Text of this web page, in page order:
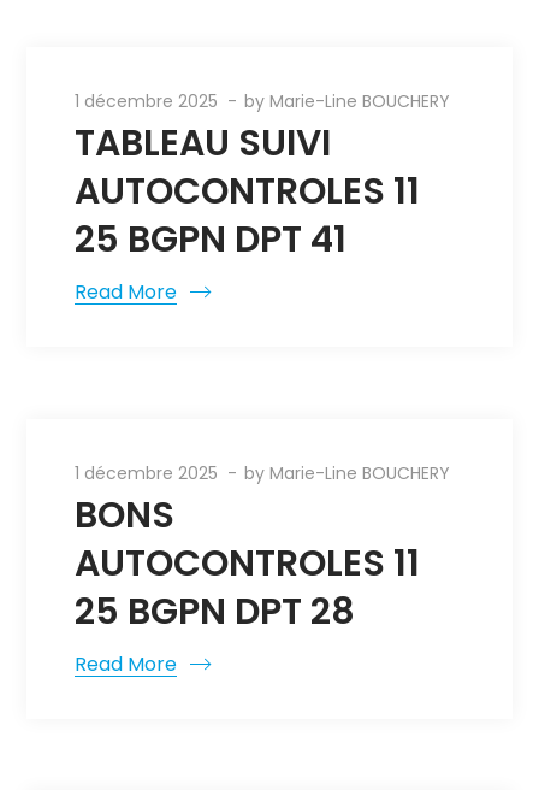
1 décembre 2025 byMarie-Line BOUCHERY
TABLEAU SUIVI
AUTOCONTROLES 11
25 BGPN DPT 41
Read More
1 décembre 2025 byMarie-Line BOUCHERY
BONS
AUTOCONTROLES 11
25 BGPN DPT 28
Read More